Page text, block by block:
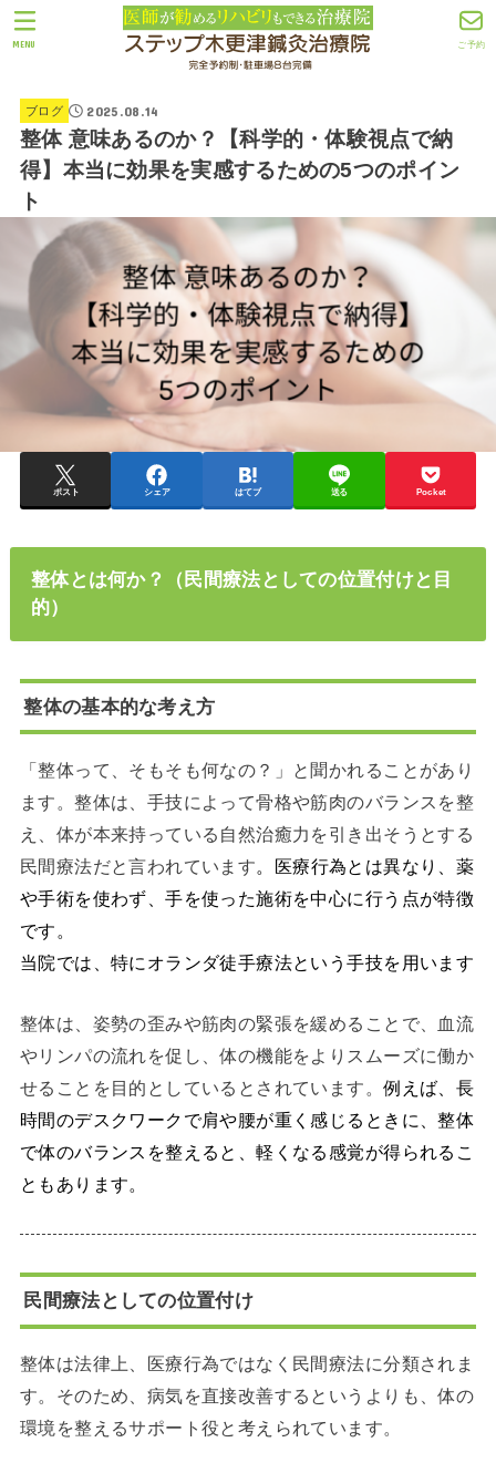
ご予約
MENU
ブログ 2025.08.14
整体 意味あるのか？【科学的・体験視点で納
得】本当に効果を実感するための5つのポイン
ト
ポスト シェア はてブ 送る Pocket
整体とは何か？（民間療法としての位置付けと目
的）
整体の基本的な考え方
「整体って、そもそも何なの？」と聞かれることがあり
ます。整体は、手技によって骨格や筋肉のバランスを整
え、体が本来持っている自然治癒力を引き出そうとする
民間療法だと言われています。 医療行為とは異なり、薬
や手術を使わず、手を使った施術を中心に行う点が特徴
です。
当院では、特にオランダ徒手療法という手技を用います
整体は、姿勢の歪みや筋肉の緊張を緩めることで、血流
やリンパの流れを促し、体の機能をよりスムーズに働か
せることを目的としているとされています。例えば、長
時間のデスクワークで肩や腰が重く感じるときに、整体
で体のバランスを整えると、軽くなる感覚が得られるこ
ともあります。
民間療法としての位置付け
整体は法律上、医療行為ではなく民間療法に分類されま
す。そのため、病気を直接改善するというよりも、体の
環境を整えるサポート役と考えられています。